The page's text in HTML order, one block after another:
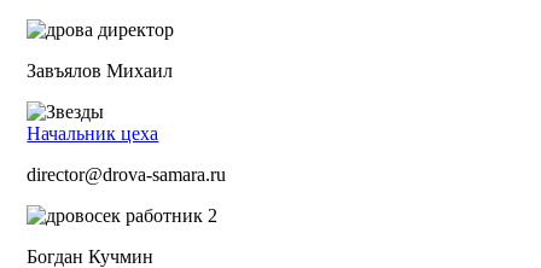
Завъялов Михаил
Начальник цеха
director@drova-samara.ru
Богдан Кучмин